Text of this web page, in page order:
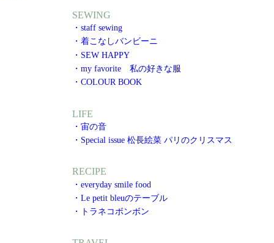
SEWING
・staff sewing
・着こなしバンビーニ
・SEW HAPPY
・my favorite 私の好きな服
・COLOUR BOOK
LIFE
・宙の音
・Special issue 松長絵菜 パリのクリスマス
RECIPE
・everyday smile food
・Le petit bleuのテーブル
・トラネコボンボン